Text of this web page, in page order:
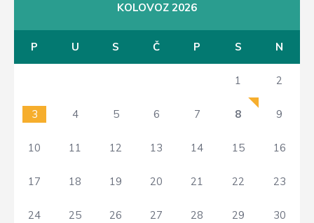
KOLOVOZ 2026
P U S Č P S N
1 2
3 4 5 6 7 8 9
10 11 12 13 14 15 16
17 18 19 20 21 22 23
24 25 26 27 28 29 30